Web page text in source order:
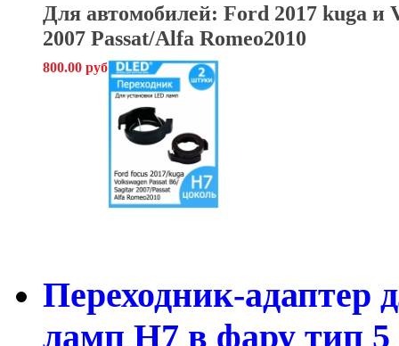
Для автомобилей: Ford 2017 kuga и
2007 Passat/Alfa Romeo2010
800.00 руб
Переходник-адаптер
ламп H7 в фару тип